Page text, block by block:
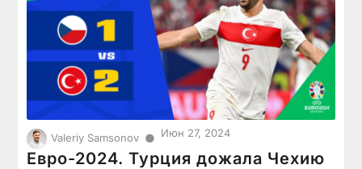
Valeriy Samsonov ● Июн 27, 2024
Евро-2024. Турция дожала Чехию